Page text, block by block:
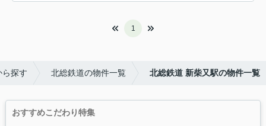
1
ら探す 北総鉄道の物件一覧 北総鉄道 新柴又駅の物件一覧
おすすめこだわり特集